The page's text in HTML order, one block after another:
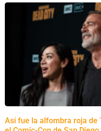
Así fue la alfombra roja de